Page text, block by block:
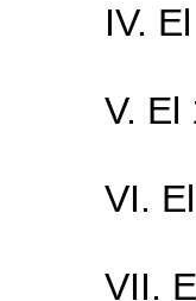
IV.
V. El
VI.
VII.